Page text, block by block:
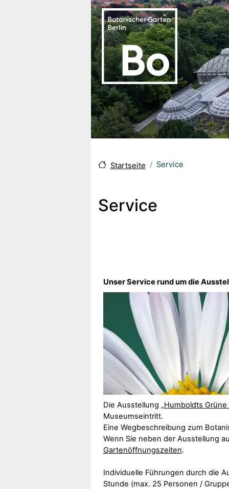
Startseite Service
Service
Unser Service rund um die
Die Ausstellung „Humboldts Grüne
Museumseintritt.
Eine Wegbeschreibung zum
Wenn Sie neben der Ausstellung
Gartenöffnungszeiten.
Individuelle Führungen durch die
Stunde (max. 25 Personen /